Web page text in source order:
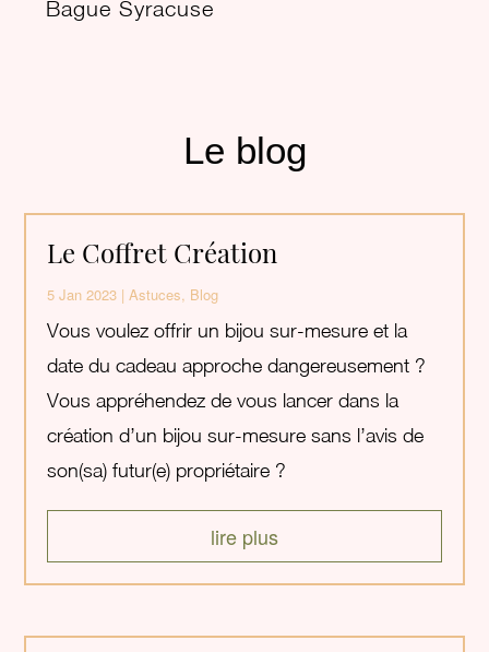
Bague Syracuse
Le blog
Le Coffret Création
5 Jan 2023 |Astuces, Blog
Vous voulez offrir un bijou sur-mesure et la
date du cadeau approche dangereusement ?
Vous appréhendez de vous lancer dans la
création d’un bijou sur-mesure sans l’avis de
son(sa) futur(e) propriétaire ?
lire plus